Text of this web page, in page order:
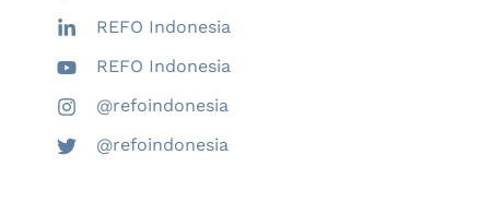
REFO Indonesia
REFO Indonesia
@refoindonesia
@refoindonesia